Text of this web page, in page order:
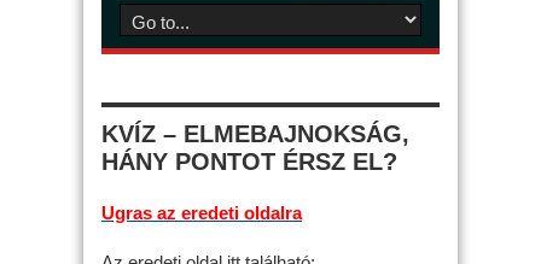
KVÍZ – ELMEBAJNOKSÁG,
HÁNY PONTOT ÉRSZ EL?
Ugras az eredeti oldalra